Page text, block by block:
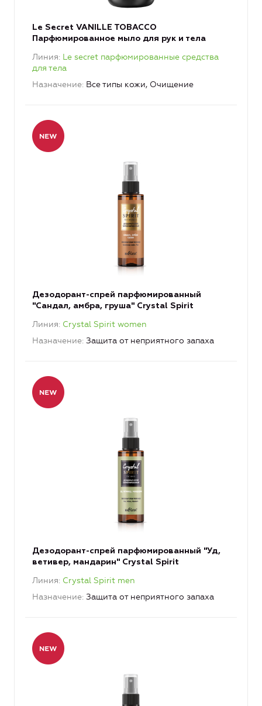
Le Secret VANILLE TOBACCO
Парфюмированное мыло для рук и тела
Линия Le secret парфюмированные средства
для тела
Назначение Все типы кожи, Очищение
Дезодорант-спрей парфюмированный
"Сандал, амбра, груша" Crystal Spirit
Линия Crystal Spirit women
Назначение Защита от неприятного запаха
Дезодорант-спрей парфюмированный "Уд,
ветивер, мандарин" Crystal Spirit
Линия Crystal Spirit men
Назначение Защита от неприятного запаха